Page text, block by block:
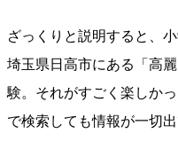
ざっくりと説明すると、
埼玉県日高市にある「高
験。それがすごく楽しか
で検索しても情報が一切